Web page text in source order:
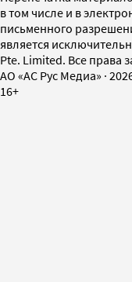
в том числе и в
письменного
является
Pte. Limited. Все права
AO «АС Рус Медиа» ·
16+